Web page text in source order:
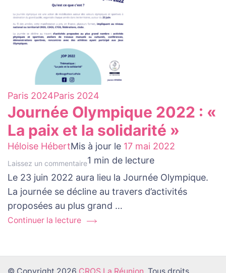
Paris 2024Paris 2024
Journée Olympique 2022 : «
La paix et la solidarité »
Héloise HébertMis à jour le 17 mai 2022
Laissez un commentaireau
sujet
de
Journée
Olympique
1 min de lecture
Le 23 juin 2022 aura lieu la Journée Olympique.
La journée se décline au travers d’activités
proposées au plus grand …
Continuer la lecture